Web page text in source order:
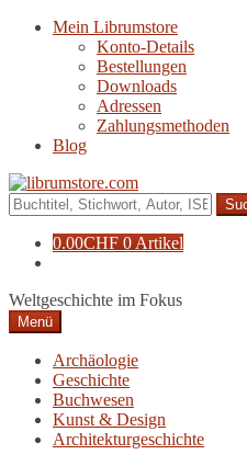
Navigation
Zum
Mein Librumstore
Konto-Details
Bestellungen
Downloads
Adressen
Zahlungsmethoden
Blog
Suche
nach:
0.00CHF 0 Artikel
Weltgeschichte im Fokus
Menü
Archäologie
Geschichte
Buchwesen
Kunst & Design
Architekturgeschichte